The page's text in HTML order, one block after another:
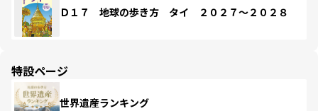
Ｄ１７ 地球の歩き方 タイ ２０２７～２０２８
特設ページ
世界遺産ランキング